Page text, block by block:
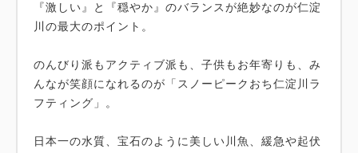
『激しい』と『穏やか』のバランスが絶妙なのが仁淀
川の最大のポイント。
のんびり派もアクティブ派も、子供もお年寄りも、み
んなが笑顔になれるのが「スノーピークおち仁淀川ラ
フティング」。
日本一の水質、宝石のように美しい川魚、緩急や起伏